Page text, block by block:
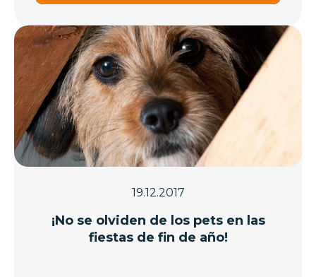
19.12.2017
¡No se olviden de los pets en las
fiestas de fin de año!